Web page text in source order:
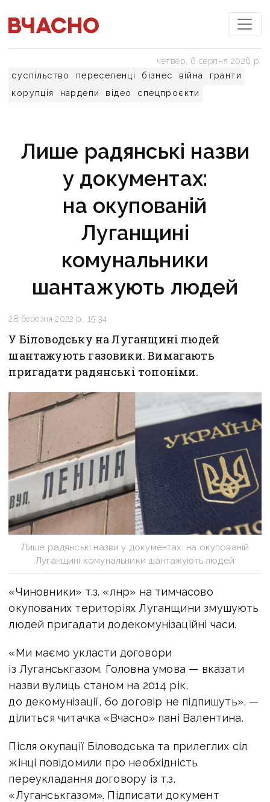
суспільство переселенці бізнес війна
гранти
корупція
нардепи відео спецпроєкти
четвер, 6 серпня 2026 р.
Лише радянські назви
у документах:
на окупованій
Луганщині
комунальники
шантажують людей
28 березня 2022 р., 15:34
У Біловодську на Луганщині людей
шантажують газовики. Вимагають
пригадати радянські топоніми.
Лише радянські назви у документах: на окупованій
Луганщині комунальники шантажують людей
«Чиновники» т.з. «лнр» на тимчасово
окупованих територіях Луганщини змушують
людей пригадати додекомунізаційні часи.
«Ми маємо укласти договори
із Луганськгазом. Головна умова — вказати
назви вулиць станом на 2014 рік,
до декомунізації, бо договір не підпишуть», —
ділиться читачка «Вчасно» пані Валентина.
Після окупації Біловодська та прилеглих сіл
жінці повідомили про необхідність
переукладання договору із т.з.
«Луганськгазом». Підписати документ